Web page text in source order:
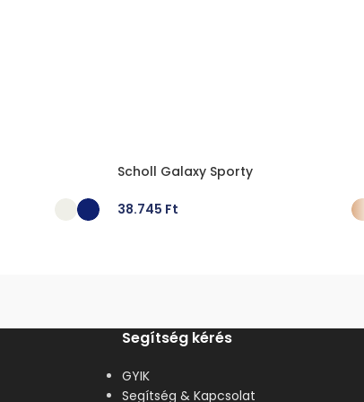
Scholl Galaxy Sporty
38.745 Ft
Segítség kérés
GYIK
Segítség & Kapcsolat